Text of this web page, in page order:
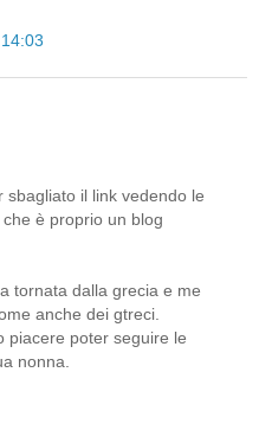
sbagliato il link vedendo le
è proprio un blog
tornata dalla grecia e me
anche dei gtreci.
piacere poter seguire le
nonna.